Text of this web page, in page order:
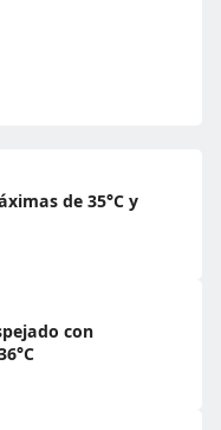
de 35°C y
con